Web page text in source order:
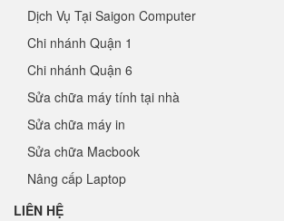
Dịch Vụ Tại Saigon Computer
Chi nhánh Quận 1
Chi nhánh Quận 6
Sửa chữa máy tính tại nhà
Sửa chữa máy in
Sửa chữa Macbook
Nâng cấp Laptop
LIÊN HỆ